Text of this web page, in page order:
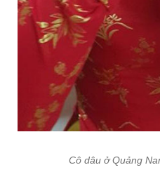
Cô dâu ở Quảng